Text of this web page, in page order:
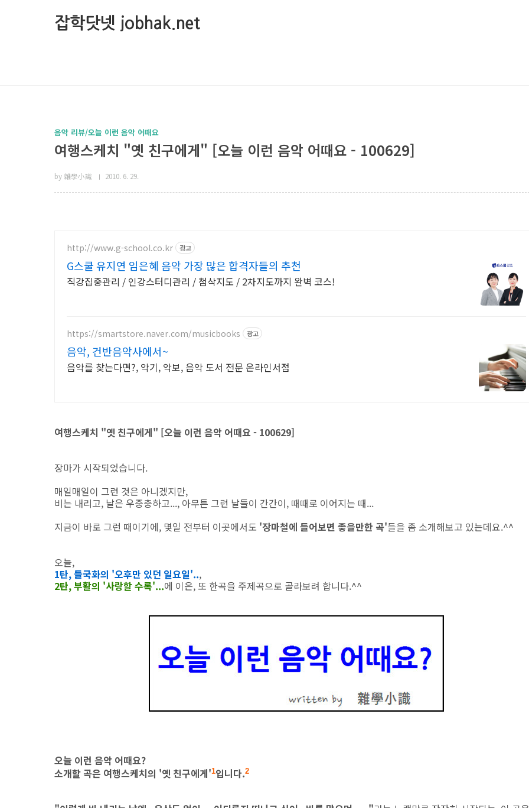
잡학닷넷 jobhak.net
음악 리뷰/오늘 이런 음악 어때요
여행스케치 "옛 친구에게" [오늘 이런 음악 어때요 - 100629]
by 雜學小識 2010. 6. 29.
http://www.g-school.co.kr 광고
G스쿨 유지연 임은혜 음악 가장 많은 합격자들의 추천
직강집중관리 / 인강스터디관리 / 첨삭지도 / 2차지도까지 완벽 코스!
https://smartstore.naver.com/musicbooks 광고
음악, 건반음악사에서~
음악를 찾는다면?, 악기, 악보, 음악 도서 전문 온라인서점
여행스케치 "옛 친구에게" [오늘 이런 음악 어때요 - 100629]
장마가 시작되었습니다.
매일매일이 그런 것은 아니겠지만,
비는 내리고, 날은 우중충하고..., 아무튼 그런 날들이 간간이, 때때로 이어지는 때...
지금이 바로 그런 때이기에, 몇일 전부터 이곳에서도 '장마철에 들어보면 좋을만한 곡'들을 좀 소개해보고 있는데요.^^
오늘,
1탄, 들국화의 '오후만 있던 일요일'..,
2탄, 부활의 '사랑할 수록'...에 이은, 또 한곡을 주제곡으로 골라보려 합니다.^^
오늘 이런 음악 어때요?
소개할 곡은 여행스케치의 '옛 친구에게'1입니다.2